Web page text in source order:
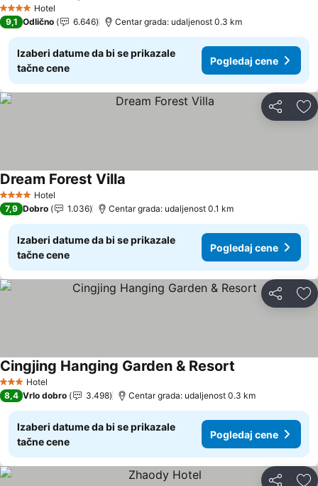
4 ZvezdiceHotel
9,1 Odlično 6.646 Centar grada: udaljenost 0.3 km
Izaberi datume da bi se prikazale
tačne cene
Pogledaj cene
Deli
4 ZvezdiceHotel
Dream Forest Villa
7,9 Dobro 1.036 Centar grada: udaljenost 0.1 km
Izaberi datume da bi se prikazale
tačne cene
Pogledaj cene
Deli
3 Zvezdice
Hotel
Cingjing Hanging Garden & Resort
8,4 Vrlo dobro 3.498 Centar grada: udaljenost 0.3 km
Izaberi datume da bi se prikazale
tačne cene
Pogledaj cene